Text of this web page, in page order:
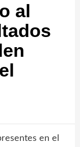
al
en el